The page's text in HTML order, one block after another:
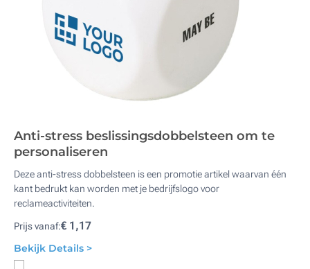
Anti-stress beslissingsdobbelsteen om te
personaliseren
Deze anti-stress dobbelsteen is een promotie artikel waarvan één
kant bedrukt kan worden met je bedrijfslogo voor
reclameactiviteiten.
Prijs vanaf:€ 1,17
Bekijk Details >